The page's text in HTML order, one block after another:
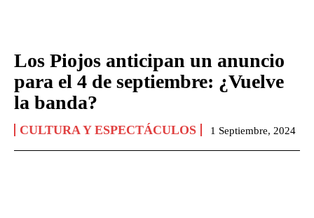
Los Piojos anticipan un anuncio
para el 4 de septiembre: ¿Vuelve
la banda?
CULTURA Y ESPECTÁCULOS 1 Septiembre, 2024